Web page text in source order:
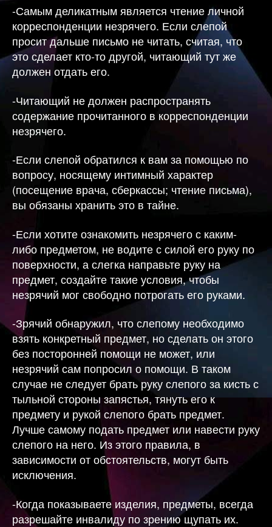
-Самым деликатным является чтение личной
корреспонденции незрячего. Если слепой
просит дальше письмо не читать, считая, что
это сделает кто-то другой, читающий тут же
должен отдать его.
-Читающий не должен распространять
содержание прочитанного в корреспонденции
незрячего.
-Если слепой обратился к вам за помощью по
вопросу, носящему интимный характер
(посещение врача, сберкассы; чтение письма),
вы обязаны хранить это в тайне.
-Если хотите ознакомить незрячего с каким-
либо предметом, не водите с силой его руку по
поверхности, а слегка направьте руку на
предмет, создайте такие условия, чтобы
незрячий мог свободно потрогать его руками.
-Зрячий обнаружил, что слепому необходимо
взять конкретный предмет, но сделать он этого
без посторонней помощи не может, или
незрячий сам попросил о помощи. В таком
случае не следует брать руку слепого за кисть с
тыльной стороны запястья, тянуть его к
предмету и рукой слепого брать предмет.
Лучше самому подать предмет или навести руку
слепого на него. Из этого правила, в
зависимости от обстоятельств, могут быть
исключения.
-Когда показываете изделия, предметы, всегда
разрешайте инвалиду по зрению щупать их.